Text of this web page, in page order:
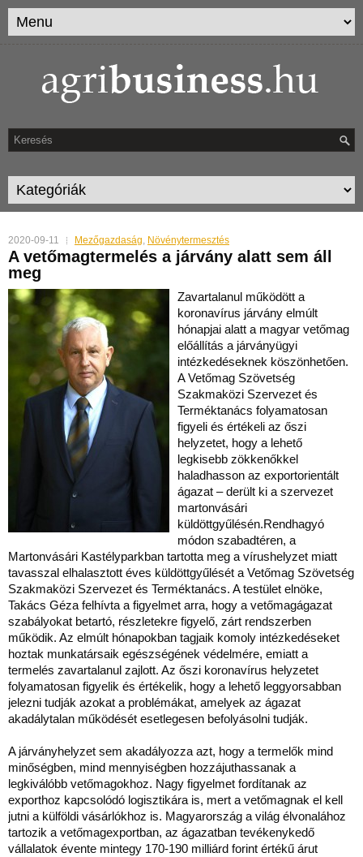
2020-09-11 Mezőgazdaság, Növénytermesztés
A vetőmagtermelés a járvány alatt sem áll
meg
Zavartalanul működött a
koronavírus járvány elmúlt
hónapjai alatt a magyar vetőmag
előállítás a járványügyi
intézkedéseknek köszönhetően.
A Vetőmag Szövetség
Szakmaközi Szervezet és
Terméktanács folyamatosan
figyeli és értékeli az őszi
helyzetet, hogy a lehető
legkisebb zökkenőkkel
haladhasson az exportorientált
ágazat – derült ki a szervezet
martonvásári
küldöttgyűlésén.Rendhagyó
módon szabadtéren, a
Martonvásári Kastélyparkban tartotta meg a vírushelyzet miatt
tavasszal elhalasztott éves küldöttgyűlését a Vetőmag Szövetség
Szakmaközi Szervezet és Terméktanács. A testület elnöke,
Takács Géza felhívta a figyelmet arra, hogy a vetőmagágazat
szabályokat betartó, részletekre figyelő, zárt rendszerben
működik. Az elmúlt hónapokban tagjaik komoly intézkedéseket
hoztak munkatársaik egészségének védelmére, emiatt a
termelés zavartalanul zajlott. Az őszi koronavírus helyzetet
folyamatosan figyelik és értékelik, hogy a lehető leggyorsabban
jelezni tudják azokat a problémákat, amelyek az ágazat
akadálytalan működését esetlegesen befolyásolni tudják.
A járványhelyzet sem akadályozza azt, hogy a termelők mind
minőségben, mind mennyiségben hozzájuthassanak a
legkiválóbb vetőmagokhoz. Nagy figyelmet fordítanak az
exporthoz kapcsolódó logisztikára is, mert a vetőmagnak el kell
jutni a külföldi vásárlókhoz is. Magyarország a világ élvonalához
tartozik a vetőmagexportban, az ágazatban tevékenykedő
vállalatok évente mintegy 170-190 milliárd forint értékű árut